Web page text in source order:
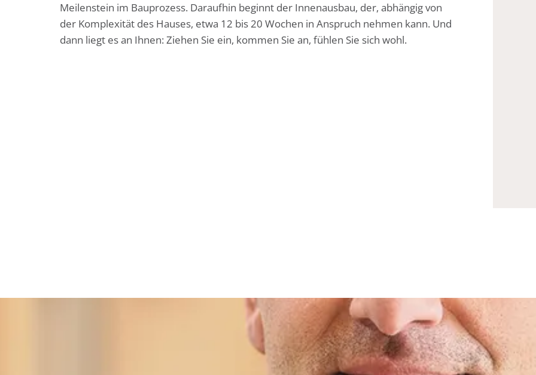
Meilenstein im Bauprozess. Daraufhin beginnt der Innenausbau, der, abhängig von
der Komplexität des Hauses, etwa 12 bis 20 Wochen in Anspruch nehmen kann. Und
dann liegt es an Ihnen: Ziehen Sie ein, kommen Sie an, fühlen Sie sich wohl.